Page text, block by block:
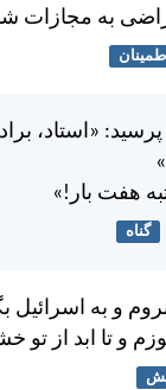
به مجازات
«استاد،
هفت بار!»
گناه
و به اسرائيل
و تا ابد از تو